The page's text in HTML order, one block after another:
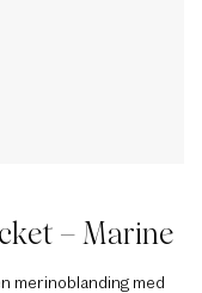
– Marine
merinoblanding med